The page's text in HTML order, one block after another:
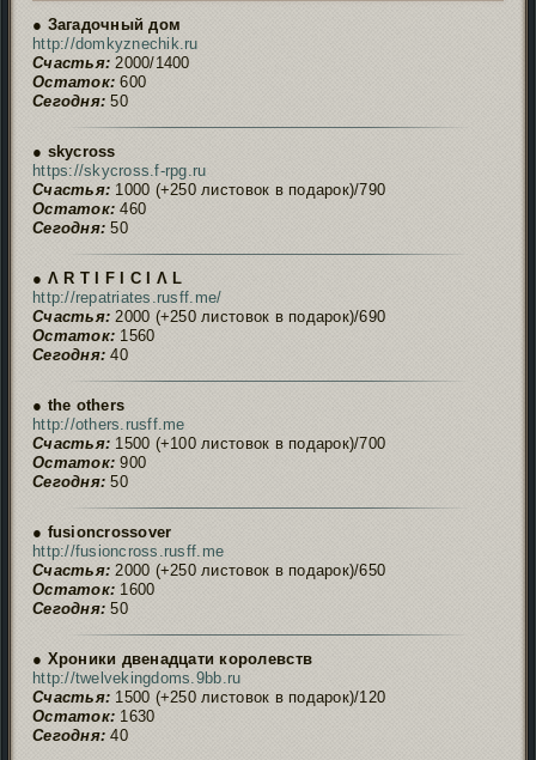
● Загадочный дом
http://domkyznechik.ru
Счастья: 2000/1400
Остаток: 600
Сегодня: 50
● skycross
https://skycross.f-rpg.ru
Счастья: 1000 (+250 листовок в подарок)/790
Остаток: 460
Сегодня: 50
● Ʌ R T I F I C I Ʌ L
http://repatriates.rusff.me/
Счастья: 2000 (+250 листовок в подарок)/690
Остаток: 1560
Сегодня: 40
● the others
http://others.rusff.me
Счастья: 1500 (+100 листовок в подарок)/700
Остаток: 900
Сегодня: 50
● fusioncrossover
http://fusioncross.rusff.me
Счастья: 2000 (+250 листовок в подарок)/650
Остаток: 1600
Сегодня: 50
● Хроники двенадцати королевств
http://twelvekingdoms.9bb.ru
Счастья: 1500 (+250 листовок в подарок)/120
Остаток: 1630
Сегодня: 40